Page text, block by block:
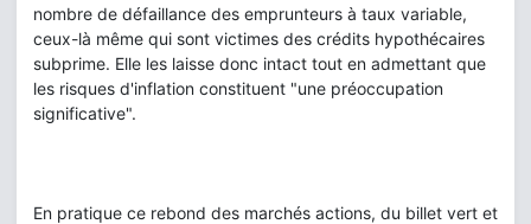
nombre de défaillance des emprunteurs à taux variable,
ceux-là même qui sont victimes des crédits hypothécaires
subprime. Elle les laisse donc intact tout en admettant que
les risques d'inflation constituent "une préoccupation
significative".
En pratique ce rebond des marchés actions, du billet vert et